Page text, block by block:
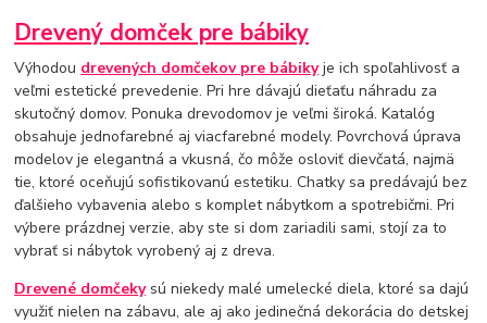
Drevený domček pre bábiky
Výhodou drevených domčekov pre bábikyje ich spoľahlivosť a
veľmi estetické prevedenie. Pri hre dávajú dieťaťu náhradu za
skutočný domov. Ponuka drevodomov je veľmi široká. Katalóg
obsahuje jednofarebné aj viacfarebné modely. Povrchová úprava
modelov je elegantná a vkusná, čo môže osloviť dievčatá, najmä
tie, ktoré oceňujú sofistikovanú estetiku. Chatky sa predávajú bez
ďalšieho vybavenia alebo s komplet nábytkom a spotrebičmi. Pri
výbere prázdnej verzie, aby ste si dom zariadili sami, stojí za to
vybrať si nábytok vyrobený aj z dreva.
Drevené domčekysú niekedy malé umelecké diela, ktoré sa dajú
využiť nielen na zábavu, ale aj ako jedinečná dekorácia do detskej